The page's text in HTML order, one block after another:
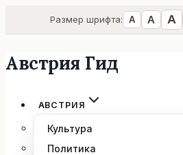
Размер шрифта: А А А
Перейти
содержимому
Австрия Гид
АВСТРИЯ
Культура
Политика